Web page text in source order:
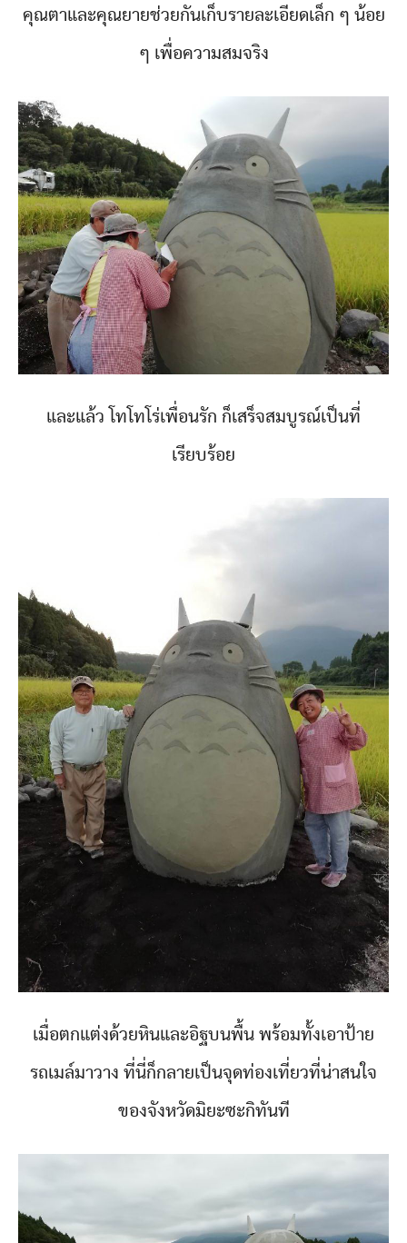
คุณตาและคุณยายช่วยกันเก็บรายละเอียดเล็ก ๆ น้อย
ๆ เพื่อความสมจริง
และแล้ว โทโทโร่เพื่อนรัก ก็เสร็จสมบูรณ์เป็นที่
เรียบร้อย
เมื่อตกแต่งด้วยหินและอิฐบนพื้น พร้อมทั้งเอาป้าย
รถเมล์มาวาง ที่นี่ก็กลายเป็นจุดท่องเที่ยวที่น่าสนใจ
ของจังหวัดมิยะซะกิทันที